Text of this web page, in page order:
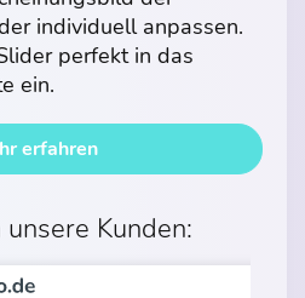
individuell anpassen.
perfekt in das
ein.
erfahren